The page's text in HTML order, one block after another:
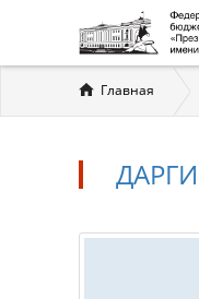
Вы
здесь
Главная